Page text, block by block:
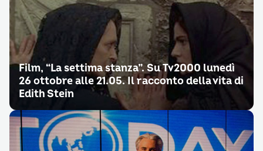
Film, “La settima stanza”. Su Tv2000 lunedì
26 ottobre alle 21.05. Il racconto della vita di
Edith Stein